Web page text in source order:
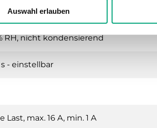
Auswahl erlauben
RH, nicht kondensierend
- einstellbar
Last, max. 16 A, min. 1 A